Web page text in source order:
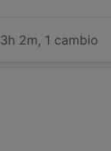
3h 2m, 1 cambio